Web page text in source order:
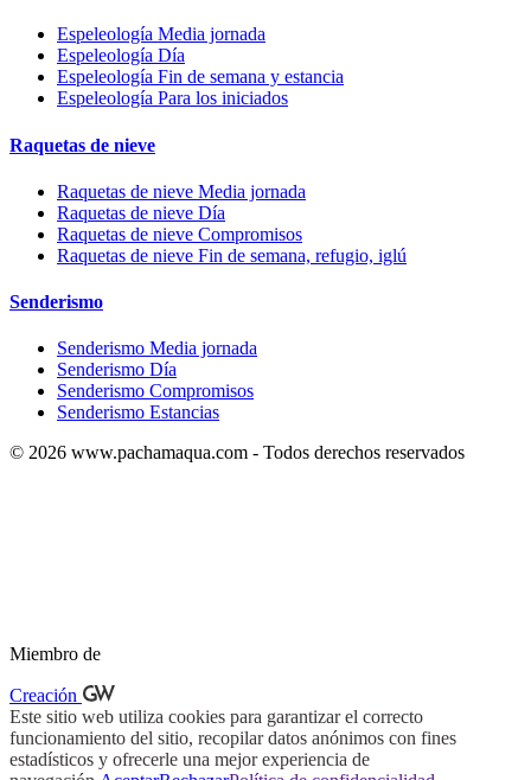
Espeleología Media jornada
Espeleología Día
Espeleología Fin de semana y estancia
Espeleología Para los iniciados
Raquetas de nieve
Raquetas de nieve Media jornada
Raquetas de nieve Día
Raquetas de nieve Compromisos
Raquetas de nieve Fin de semana, refugio, iglú
Senderismo
Senderismo Media jornada
Senderismo Día
Senderismo Compromisos
Senderismo Estancias
© 2026 www.pachamaqua.com - Todos derechos reservados
Miembro de
Creación
Este sitio web utiliza cookies para garantizar el correcto
funcionamiento del sitio, recopilar datos anónimos con fines
estadísticos y ofrecerle una mejor experiencia de